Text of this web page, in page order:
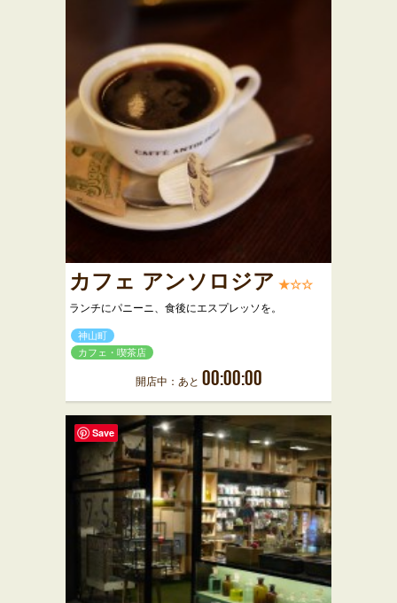
カフェ アンソロジア ★☆☆
ランチにパニーニ、食後にエスプレッソを。
神山町
カフェ・喫茶店
開店中：あと 00:00:00
Save